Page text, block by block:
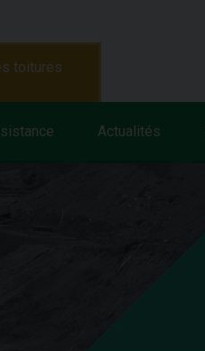
Actualités
toitures